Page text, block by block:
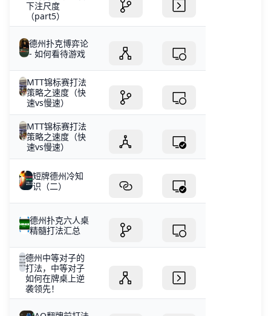
下注尺度
（part5）
德州扑克博弈论
- 如何看待游戏
MTT锦标赛打法
策略之速度（快
速vs慢速）
MTT锦标赛打法
策略之速度（快
速vs慢速）
短牌德州冷知
识（二）
德州扑克六人桌
精髓打法汇总
德州中等对子的
打法，中等对子
如何在牌桌上逆
袭领先！